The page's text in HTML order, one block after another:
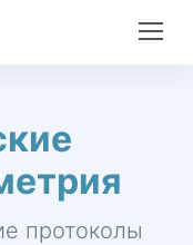
протоколы